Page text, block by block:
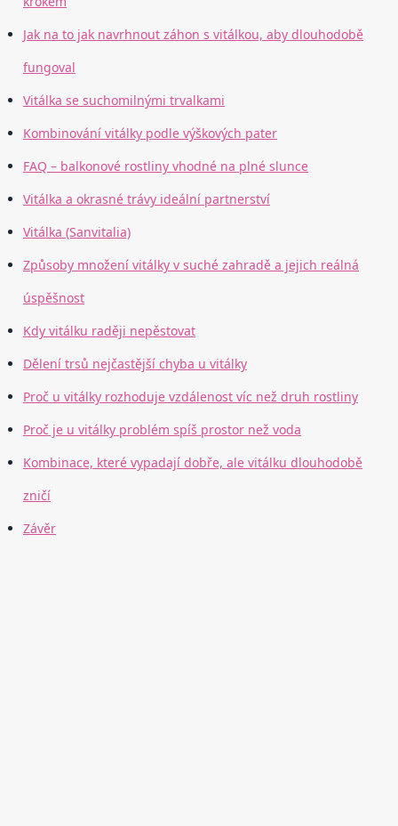
Jak na to jak navrhnout záhon s vitálkou, aby dlouhodobě
fungoval
Vitálka se suchomilnými trvalkami
Kombinování vitálky podle výškových pater
FAQ – balkonové rostliny vhodné na plné slunce
Vitálka a okrasné trávy ideální partnerství
Vitálka (Sanvitalia)
Způsoby množení vitálky v suché zahradě a jejich reálná
úspěšnost
Kdy vitálku raději nepěstovat
Dělení trsů nejčastější chyba u vitálky
Proč u vitálky rozhoduje vzdálenost víc než druh rostliny
Proč je u vitálky problém spíš prostor než voda
Kombinace, které vypadají dobře, ale vitálku dlouhodobě
zničí
Závěr